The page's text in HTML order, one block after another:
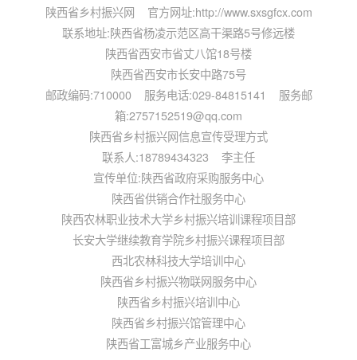
陕西省乡村振兴网 官方网址:http://www.sxsgfcx.com
联系地址:陕西省杨凌示范区高干渠路5号修远楼
陕西省西安市省丈八馆18号楼
陕西省西安市长安中路75号
邮政编码:710000 服务电话:029-84815141 服务邮
箱:2757152519@qq.com
陕西省乡村振兴网信息宣传受理方式
联系人:18789434323 李主任
宣传单位:陕西省政府采购服务中心
陕西省供销合作社服务中心
陕西农林职业技术大学乡村振兴培训课程项目部
长安大学继续教育学院乡村振兴课程项目部
西北农林科技大学培训中心
陕西省乡村振兴物联网服务中心
陕西省乡村振兴培训中心
陕西省乡村振兴馆管理中心
陕西省工富城乡产业服务中心